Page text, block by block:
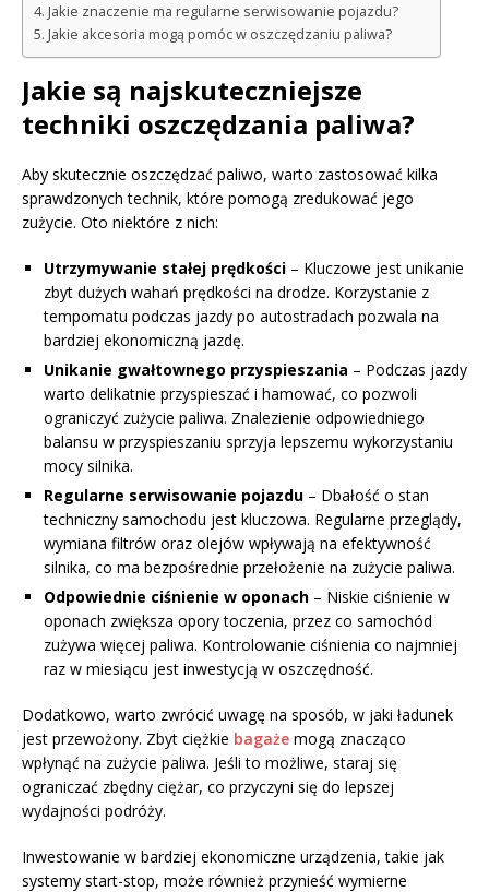
Jakie znaczenie ma regularne serwisowanie pojazdu?
Jakie akcesoria mogą pomóc w oszczędzaniu paliwa?
Jakie są najskuteczniejsze
techniki oszczędzania paliwa?
Aby skutecznie oszczędzać paliwo, warto zastosować kilka
sprawdzonych technik, które pomogą zredukować jego
zużycie. Oto niektóre z nich:
Utrzymywanie stałej prędkości – Kluczowe jest unikanie
zbyt dużych wahań prędkości na drodze. Korzystanie z
tempomatu podczas jazdy po autostradach pozwala na
bardziej ekonomiczną jazdę.
Unikanie gwałtownego przyspieszania – Podczas jazdy
warto delikatnie przyspieszać i hamować, co pozwoli
ograniczyć zużycie paliwa. Znalezienie odpowiedniego
balansu w przyspieszaniu sprzyja lepszemu wykorzystaniu
mocy silnika.
Regularne serwisowanie pojazdu – Dbałość o stan
techniczny samochodu jest kluczowa. Regularne przeglądy,
wymiana filtrów oraz olejów wpływają na efektywność
silnika, co ma bezpośrednie przełożenie na zużycie paliwa.
Odpowiednie ciśnienie w oponach – Niskie ciśnienie w
oponach zwiększa opory toczenia, przez co samochód
zużywa więcej paliwa. Kontrolowanie ciśnienia co najmniej
raz w miesiącu jest inwestycją w oszczędność.
Dodatkowo, warto zwrócić uwagę na sposób, w jaki ładunek
jest przewożony. Zbyt ciężkie bagaże mogą znacząco
wpłynąć na zużycie paliwa. Jeśli to możliwe, staraj się
ograniczać zbędny ciężar, co przyczyni się do lepszej
wydajności podróży.
Inwestowanie w bardziej ekonomiczne urządzenia, takie jak
systemy start-stop, może również przynieść wymierne